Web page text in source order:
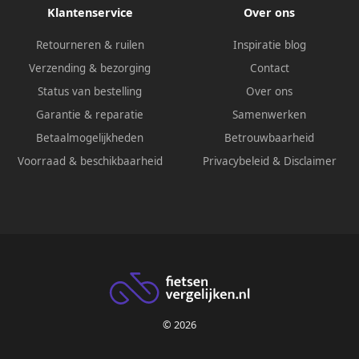
Klantenservice
Retourneren & ruilen
Verzending & bezorging
Status van bestelling
Garantie & reparatie
Betaalmogelijkheden
Voorraad & beschikbaarheid
Over ons
Inspiratie blog
Contact
Over ons
Samenwerken
Betrouwbaarheid
Privacybeleid & Disclaimer
© 2026